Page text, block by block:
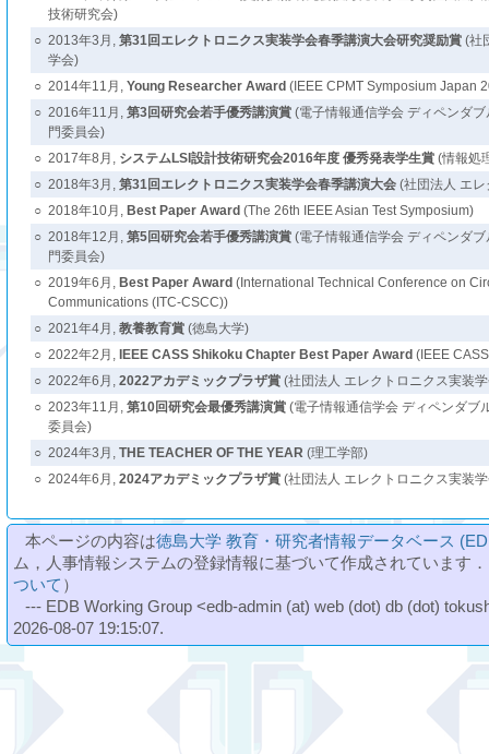
技術研究会)
○ 2013年3月, 第31回エレクトロニクス実装学会春季講演大会研究奨励賞(社
学会)
○ 2014年11月, Young Researcher Award (IEEE CPMT Symposium Japan
○ 2016年11月, 第3回研究会若手優秀講演賞(電子情報通信学会 ディペンダ
門委員会)
○ 2017年8月, システムLSI設計技術研究会2016年度 優秀発表学生賞(情報処
○ 2018年3月, 第31回エレクトロニクス実装学会春季講演大会(社団法人 エレ
○ 2018年10月, Best Paper Award (The 26th IEEE Asian Test Symposium)
○ 2018年12月, 第5回研究会若手優秀講演賞(電子情報通信学会 ディペンダ
門委員会)
○ 2019年6月, Best Paper Award (International Technical Conference on
Communications (ITC-CSCC))
○ 2021年4月, 教養教育賞(徳島大学)
○ 2022年2月, IEEE CASS Shikoku Chapter Best Paper Award (IEEE
○ 2022年6月, 2022アカデミックプラザ賞(社団法人 エレクトロニクス実装
○ 2023年11月, 第10回研究会最優秀講演賞(電子情報通信学会 ディペンダブ
委員会)
○ 2024年3月, THE TEACHER OF THE YEAR (理工学部)
○ 2024年6月, 2024アカデミックプラザ賞(社団法人 エレクトロニクス実装
本ページの内容は徳島大学 教育・研究者情報データベース
ム，人事情報システムの登録情報に基づいて作成されています
ついて ）
--- EDB Working Group <edb-admin (at) web (dot) db (dot)
2026-08-07 19:15:07.